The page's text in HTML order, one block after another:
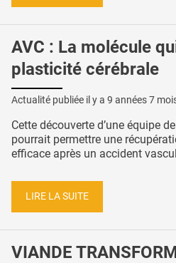
AVC : La molécule
plasticité cérébrale
Actualité publiée il y a 9 années 7
Cette découverte d’une équipe
pourrait permettre une
efficace après un accident
LIRE LA SUITE
VIANDE